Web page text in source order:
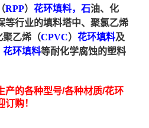
RPP） 花环填料，石油、化
等行业的填料塔中、聚氯乙烯
聚乙烯（CPVC） 花环填料及
花环填料等耐化学腐蚀的塑料
产的各种型号/各种材质/花环
购！